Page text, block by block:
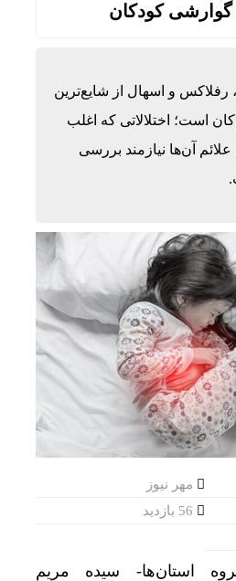
کودکان
رفلاکس و اسهال از شایع‌ترین
است؛ اختلالاتی که اغلب
آن‌ها نیازمند بررسی
مهر نیوز
استان‌ها- سیده مریم